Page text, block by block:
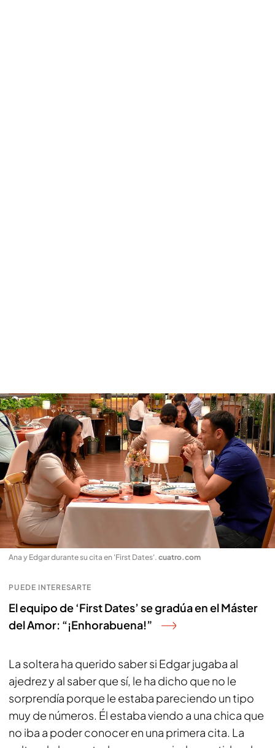
Ana y Edgar durante su cita en 'First Dates'. cuatro.com
PUEDE INTERESARTE
El equipo de ‘First Dates’ se gradúa en el Máster
del Amor: “¡Enhorabuena!”
La soltera ha querido saber si Edgar jugaba al
ajedrez y al saber que sí, le ha dicho que no le
sorprendía porque le estaba pareciendo un tipo
muy de números. Él estaba viendo a una chica que
no iba a poder conocer en una primera cita. La